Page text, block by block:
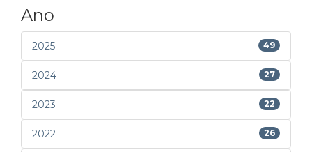
Ano
2025 49
2024 27
2023 22
2022 26